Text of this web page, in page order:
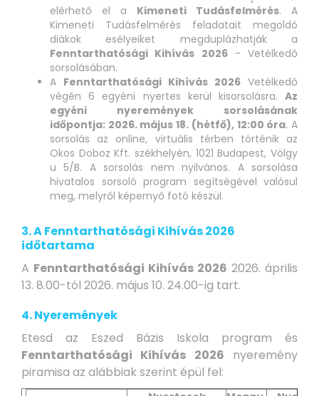
elérhető el a Kimeneti Tudásfelmérés. A
Kimeneti Tudásfelmérés feladatait megoldó
diákok esélyeiket megduplázhatják a
Fenntarthatósági Kihívás 2026- Vetélkedő
sorsolásában.
A Fenntarthatósági Kihívás 2026 Vetélkedő
végén 6 egyéni nyertes kerül kisorsolásra. Az
egyéni nyeremények sorsolásának
időpontja: 2026. május 18. (hétfő), 12:00 óra. A
sorsolás az online, virtuális térben történik az
Okos Doboz Kft. székhelyén, 1021 Budapest, Völgy
u 5/B. A sorsolás nem nyilvános. A sorsolása
hivatalos sorsoló program segítségével valósul
meg, melyről képernyő fotó készül.
3. A Fenntarthatósági Kihívás 2026
időtartama
A Fenntarthatósági Kihívás 2026 2026. április
13. 8.00-tól 2026. május 10. 24.00-ig tart.
4. Nyeremények
Etesd az Eszed Bázis Iskola program és
Fenntarthatósági Kihívás 2026 nyeremény
piramisa az alábbiak szerint épül fel: